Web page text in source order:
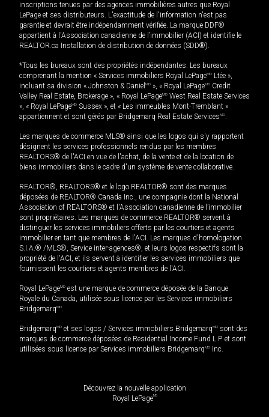
inscriptions tenues par des agences immobilières autres que Royal
LePage et ses distributeurs. L'exactitude de l'information n'est pas
garantie et devrait être indépendamment vérifiée. La marque DDF®
appartient à l'Association canadienne de l’immobilier (ACI) et identifie le
REALTOR.ca Installation de distribution de données (SDD®).
*Tous les bureaux sont des propriétés indépendantes. Les bureaux
comprenant la mention « Services immobiliers Royal LePageMD Ltée »,
incluant sa division « Johnston & Daniel MD », « Royal LePageMD Credit
Valley Real Estate, Brokerage », « Royal LePageMD West Real Estate Services
», « Royal LePageMD Sussex », et « Les immeubles Mont-Tremblant »
appartiennent et sont gérés par Bridgemarq Real Estate ServicesMD.
Les marques de commerce MLS® ainsi que les logos qui s'y rapportent
désignent les services professionnels rendus par les membres
REALTORS® de l'ACI en vue de l'achat, de la vente et de la location de
biens immobiliers dans le cadre d'un système de vente collaborative.
REALTOR®, REALTORS® et le logo REALTOR® sont des marques
déposées de REALTOR® Canada Inc., une compagnie dont la National
Association of REALTORS® et l'Association canadienne de l’immobilier
sont propriétaires. Les marques de commerce REALTOR® servent à
distinguer les services immobiliers offerts par les courtiers et agents
immobilier en tant que membres de l'ACI. Les marques d'homologation
S.I.A.® /MLS®, Service inter-agences®, et leurs logos respectifs sont la
propriété de l'ACI, et ils servent à identifier les services immobiliers que
fournissent les courtiers et agents membres de l'ACI.
Royal LePageMD est une marque de commerce déposée de la Banque
Royale du Canada, utilisée sous licence par les Services immobiliers
BridgemarqMD.
BridgemarqMD et ses logos / Services immobiliers BridgemarqMD sont des
marques de commerce déposées de Residential Income Fund L.P. et sont
utilisées sous licence par Services immobiliers BridgemarqMD Inc.
Découvrez la nouvelle application
Royal LePageMD